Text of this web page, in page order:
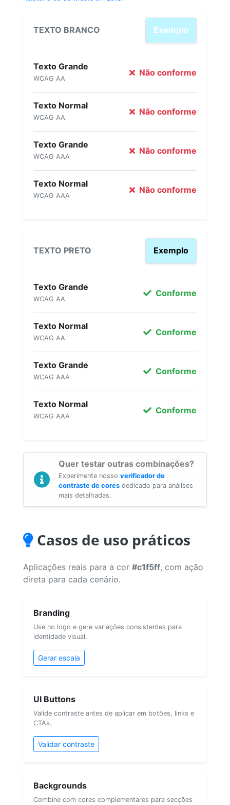
TEXTO BRANCO Exemplo
Texto Grande
WCAG AA
Não conforme
Texto Normal
WCAG AA
Não conforme
Texto Grande
WCAG AAA
Não conforme
Texto Normal
WCAG AAA
Não conforme
TEXTO PRETO Exemplo
Texto Grande
WCAG AA
Conforme
Texto Normal
WCAG AA
Conforme
Texto Grande
WCAG AAA
Conforme
Texto Normal
WCAG AAA
Conforme
Quer testar outras combinações?
Experimente nosso verificador de
contraste de cores dedicado para análises
mais detalhadas.
Casos de uso práticos
Aplicações reais para a cor #c1f5ff, com ação
direta para cada cenário.
Branding
Use no logo e gere variações consistentes para
identidade visual.
Gerar escala
UI Buttons
Valide contraste antes de aplicar em botões, links e
CTAs.
Validar contraste
Backgrounds
Combine com cores complementares para secções